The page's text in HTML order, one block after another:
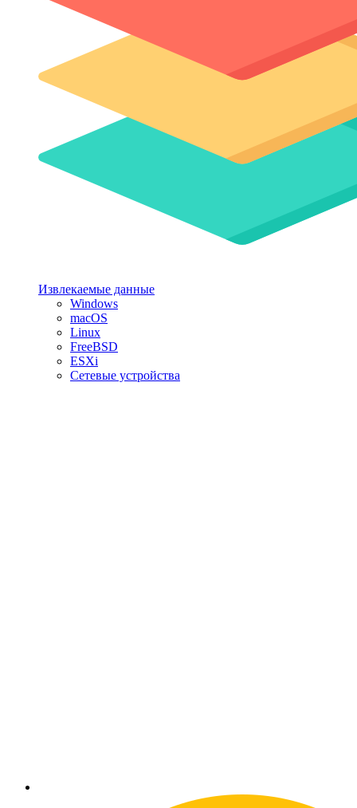
Извлекаемые данные
Windows
macOS
Linux
FreeBSD
ESXi
Сетевые устройства